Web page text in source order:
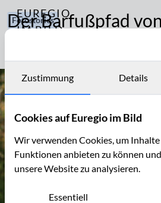
EUREGIO
IM BILD
Archiv
Kontakt
Fotostories
Freizeit
Familie
Kinder
Der Barfußpfad
Zustimmung Details
Cookies auf Euregio im Bild
Wir verwenden Cookies, um
Funktionen anbieten zu können
unsere Website zu analysieren.
Essentiell